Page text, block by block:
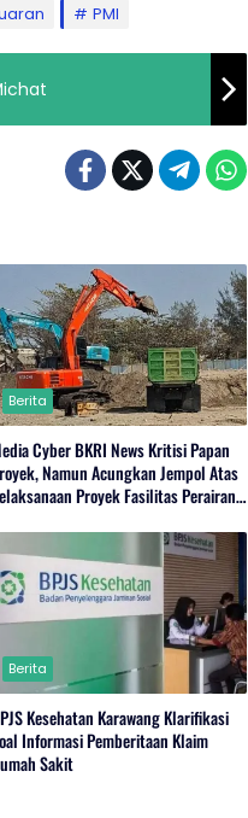
PMI
Berita
Cyber BKRI News Kritisi Papan
Namun Acungkan Jempol Atas
Proyek Fasilitas Perairan
Berita
Kesehatan Karawang Klarifikasi
Informasi Pemberitaan Klaim
Sakit